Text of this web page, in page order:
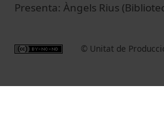
Presenta: Àngels Rius
© Unitat de